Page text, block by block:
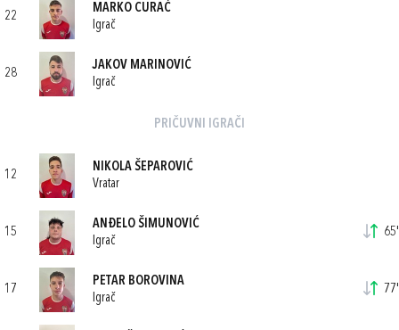
22
MARKO CURAĆ
Igrač
28
JAKOV MARINOVIĆ
Igrač
PRIČUVNI IGRAČI
12
NIKOLA ŠEPAROVIĆ
Vratar
15
ANĐELO ŠIMUNOVIĆ
Igrač
65'
17
PETAR BOROVINA
Igrač
77'